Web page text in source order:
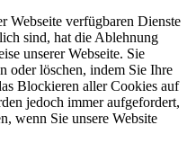
Webseite verfügbaren Dienste
sind, hat die Ablehnung
unserer Webseite. Sie
oder löschen, indem Sie Ihre
Blockieren aller Cookies auf
jedoch immer aufgefordert,
wenn Sie unsere Website